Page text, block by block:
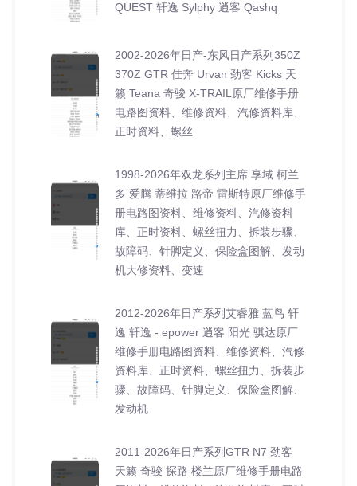
QUEST 轩逸 Sylphy 逍客 Qashq
2002-2026年日产-东风日产系列350Z
370Z GTR 佳奔 Urvan 劲客 Kicks 天
籁 Teana 奇骏 X-TRAIL原厂维修手册
电路图资料、维修资料、汽修资料库、
正时资料、螺丝
1998-2026年双龙系列主席 享域 柯兰
多 爱腾 蒂维拉 路帝 雷斯特原厂维修手
册电路图资料、维修资料、汽修资料
库、正时资料、螺丝扭力、拆装步骤、
故障码、针脚定义、保险盒图解、发动
机大修资料、变速
2012-2026年日产系列艾睿雅 蓝鸟 轩
逸 轩逸 - epower 逍客 阳光 骐达原厂
维修手册电路图资料、维修资料、汽修
资料库、正时资料、螺丝扭力、拆装步
骤、故障码、针脚定义、保险盒图解、
发动机
2011-2026年日产系列GTR N7 劲客
天籁 奇骏 探路 楼兰原厂维修手册电路